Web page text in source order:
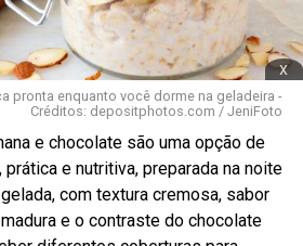
x
pronta enquanto você dorme na geladeira -
Créditos: depositphotos.com / JeniFoto
e chocolate são uma opção de
prática e nutritiva, preparada na noite
com textura cremosa, sabor
e o contraste do chocolate